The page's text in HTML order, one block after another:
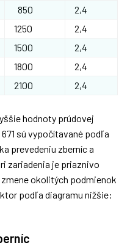
850
2,4
1250
2,4
1500
2,4
1800
2,4
2100 2,4
hodnoty prúdovej
sú vypočítavané podľa
prevedeniu zberníc a
zariadenia je priaznivo
okolitých podmienok
podľa diagramu nižšie: